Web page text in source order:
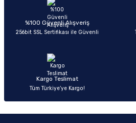
Ürün açıklamasında eksik bilgiler
Ürün bilgilerinde hatalar bulunuyor.
Ürün fiyatı diğer sitelerden daha pahalı.
%100 Güvenli Alışveriş
256bit SSL Sertifikası ile Güvenli
Kargo Teslimat
Tüm Türkiye’ye Kargo!